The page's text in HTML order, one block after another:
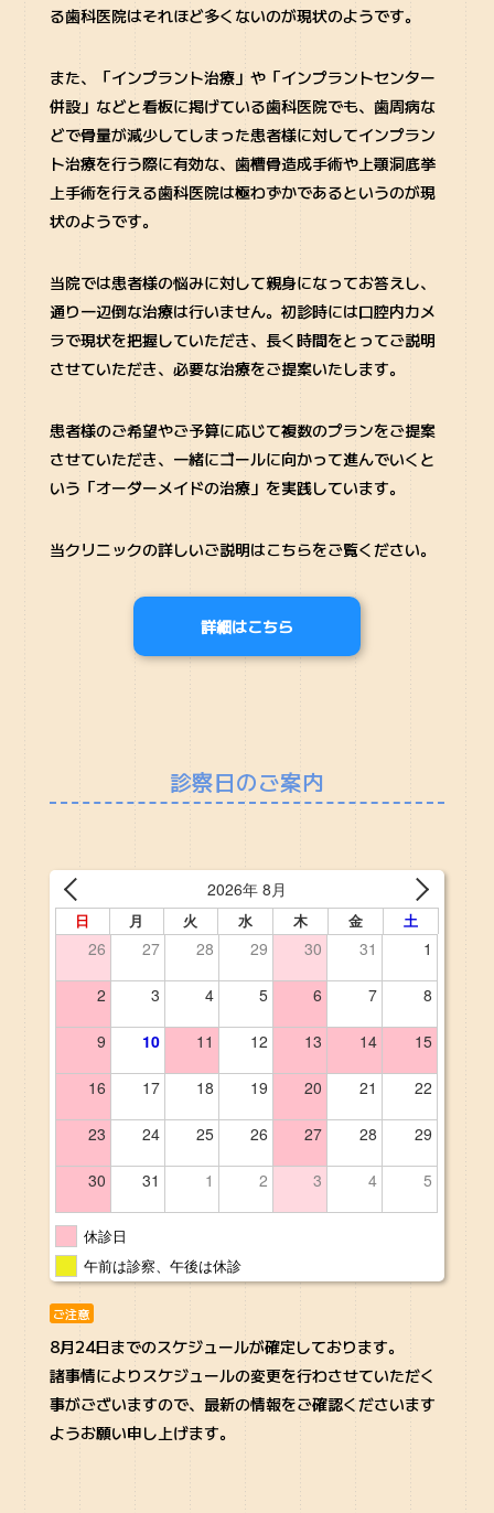
る歯科医院はそれほど多くないのが現状のようです。
また、「インプラント治療」や「インプラントセンター
併設」などと看板に掲げている歯科医院でも、歯周病な
どで骨量が減少してしまった患者様に対してインプラン
ト治療を行う際に有効な、歯槽骨造成手術や上顎洞底挙
上手術を行える歯科医院は極わずかであるというのが現
状のようです。
当院では患者様の悩みに対して親身になってお答えし、
通り一辺倒な治療は行いません。初診時には口腔内カメ
ラで現状を把握していただき、長く時間をとってご説明
させていただき、必要な治療をご提案いたします。
患者様のご希望やご予算に応じて複数のプランをご提案
させていただき、一緒にゴールに向かって進んでいくと
いう「オーダーメイドの治療」を実践しています。
当クリニックの詳しいご説明はこちらをご覧ください。
詳細はこちら
診察日のご案内
2026年 8月
日 月 火 水 木 金 土
26 27 28 29 30 31 1
2 3 4 5 6 7 8
9 10 11 12 13 14 15
16 17 18 19 20 21 22
23 24 25 26 27 28 29
30 31 1 2 3 4 5
休診日
午前は診察、午後は休診
ご注意
8月24日までのスケジュールが確定しております。
諸事情によりスケジュールの変更を行わさせていただく
事がございますので、最新の情報をご確認くださいます
ようお願い申し上げます。